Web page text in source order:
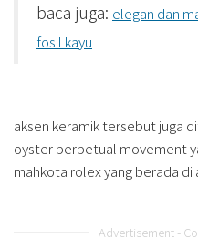
baca juga: elegan dan
fosil kayu
aksen keramik tersebut juga
oyster perpetual movement
mahkota rolex yang berada di
Advertisement -